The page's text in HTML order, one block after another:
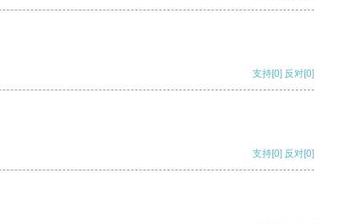
支持[0] 反对[0]
支持[0] 反对[0]